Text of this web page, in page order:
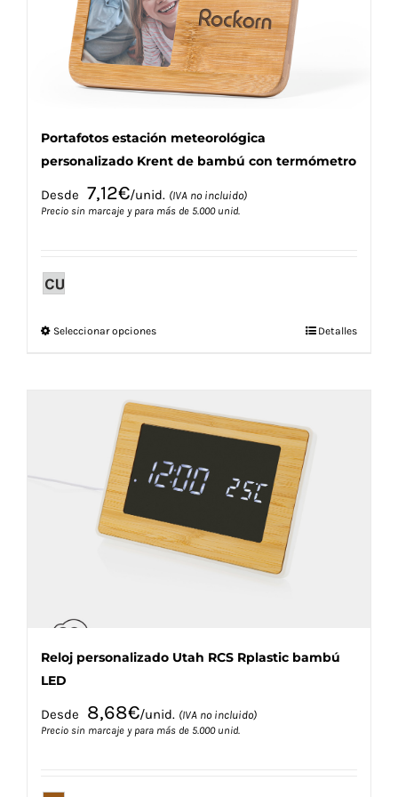
en
la
página
de
producto
Portafotos estación meteorológica
personalizado Krent de bambú con termómetro
Desde 7,12€/unid. (IVA no incluido)
Precio sin marcaje y para más de 5.000 unid.
Seleccionar opcionesEste
variantes.
Las
se
pueden
en
la
Detalles
Reloj personalizado Utah RCS Rplastic bambú
LED
Desde 8,68€/unid. (IVA no incluido)
Precio sin marcaje y para más de 5.000 unid.